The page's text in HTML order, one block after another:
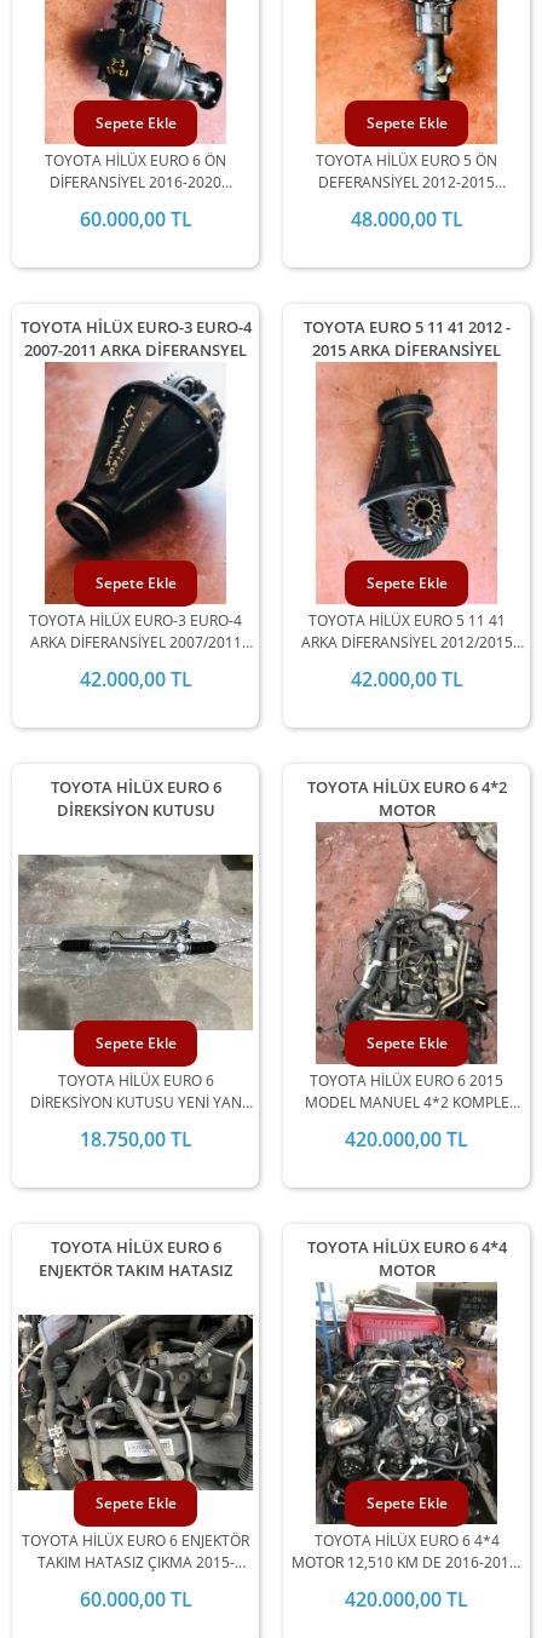
TOYOTA HİLÜX EURO 6 ÖN
DİFERANSİYEL 2016-2020
60.000,00 TL
Sepete Ekle
TOYOTA HİLÜX EURO 5 ÖN
DEFERANSİYEL 2012-2015
48.000,00 TL
Sepete Ekle
TOYOTA HİLÜX EURO-3 EURO-4
2007-2011 ARKA DİFERANSYEL
TOYOTA HİLÜX EURO-3 EURO-4
ARKA DİFERANSİYEL 2007/2011
42.000,00 TL
Sepete Ekle
TOYOTA EURO 5 11 41 2012 -
2015 ARKA DİFERANSİYEL
TOYOTA HİLÜX EURO 5 11 41
ARKA DİFERANSİYEL 2012/2015
42.000,00 TL
Sepete Ekle
TOYOTA HİLÜX EURO 6
DİREKSİYON KUTUSU
TOYOTA HİLÜX EURO 6
DİREKSİYON KUTUSU YENİ YAN
2019 YILLARI ARASI UYUMLU
18.750,00 TL
Sepete Ekle
TOYOTA HİLÜX EURO 6 4*2
MOTOR
TOYOTA HİLÜX EURO 6 2015
MODEL MANUEL 4*2 KOMPLE
2019 UYUMLU
420.000,00 TL
Sepete Ekle
TOYOTA HİLÜX EURO 6
ENJEKTÖR TAKIM HATASIZ
TOYOTA HİLÜX EURO 6 ENJEKTÖR
TAKIM HATASIZ ÇIKMA 2015-
60.000,00 TL
Sepete Ekle
TOYOTA HİLÜX EURO 6 4*4
MOTOR
TOYOTA HİLÜX EURO 6 4*4
MOTOR 12,510 KM DE 2016-2017-
420.000,00 TL
Sepete Ekle